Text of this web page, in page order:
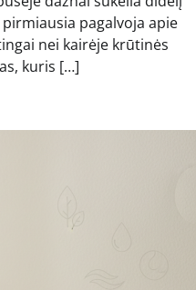
pagalvoja apie
nei kairėje krūtinės
kuris […]